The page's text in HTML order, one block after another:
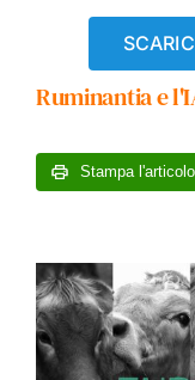
Ruminantia e
Stampa l'articolo